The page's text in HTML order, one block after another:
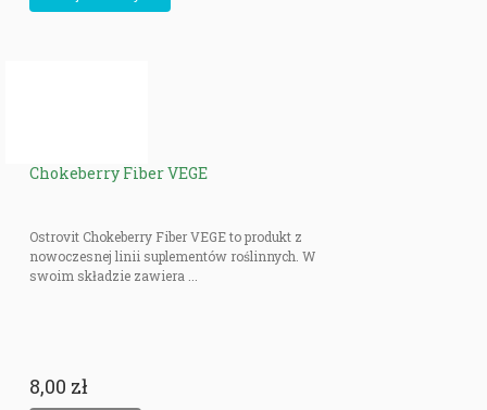
Chokeberry Fiber VEGE
Ostrovit Chokeberry Fiber VEGE to produkt z
nowoczesnej linii suplementów roślinnych. W
swoim składzie zawiera ...
8,00 zł